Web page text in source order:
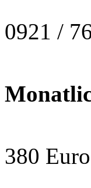
0921 /
380